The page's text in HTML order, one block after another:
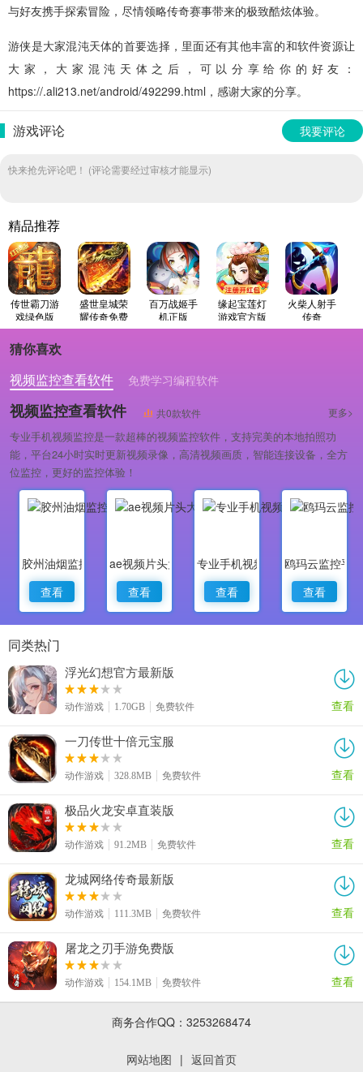
与好友携手探索冒险，尽情领略传奇赛事带来的极致酷炫体验。
游侠是大家混沌天体的首要选择，里面还有其他丰富的和软件资源让
大家，大家混沌天体之后，可以分享给你的好友：
https://.ali213.net/android/492299.html，感谢大家的分享。
游戏评论 我要评论
快来抢先评论吧！ (评论需要经过审核才能显示)
精品推荐
传世霸刀游
戏绿色版
盛世皇城荣
耀传奇免费
原版
百万战姬手
机正版
缘起宝莲灯
游戏官方版
火柴人射手
传奇
猜你喜欢
视频监控查看软件
免费学习编程软件
专业做婚礼策划的软件
视频监控查看软件 共0款软件 更多>
专业手机视频监控是一款超棒的视频监控软件，支持完美的本地拍照功
能，平台24小时实时更新视频录像，高清视频画质，智能连接设备，全方
位监控，更好的监控体验！
胶州油烟监控
查看
ae视频片头大师
查看
专业手机视频监控
查看
鸥玛云监控平
查看
同类热门
浮光幻想官方最新版
动作游戏 1.70GB 免费软件 查看
一刀传世十倍元宝服
动作游戏 328.8MB 免费软件 查看
极品火龙安卓直装版
动作游戏 91.2MB 免费软件 查看
龙城网络传奇最新版
动作游戏 111.3MB 免费软件 查看
屠龙之刃手游免费版
动作游戏 154.1MB 免费软件 查看
商务合作QQ：3253268474
网站地图 | 返回首页